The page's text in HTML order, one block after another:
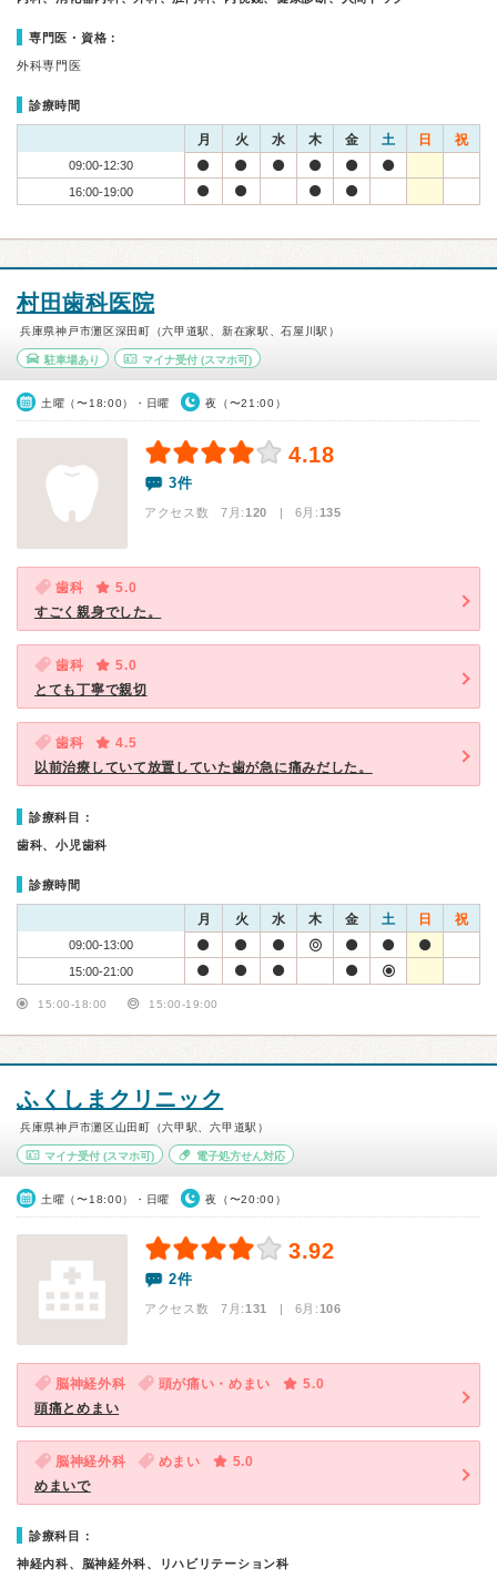
専門医・資格：
外科専門医
診療時間
月 火 水 木 金 土 日 祝
09:00-12:30
16:00-19:00
村田歯科医院
兵庫県神戸市灘区深田町（六甲道駅、新在家駅、石屋川駅）
駐車場あり マイナ受付(スマホ可)
土曜（〜18:00）・日曜 夜（〜21:00）
4.18
3件
アクセス数 7月:120 | 6月:135
歯科
5.0
すごく親身でした。
歯科
5.0
とても丁寧で親切
歯科
4.5
以前治療していて放置していた歯が急に痛みだした。
診療科目：
歯科、小児歯科
診療時間
月 火 水 木 金 土 日 祝
09:00-13:00
15:00-21:00
15:00-18:00 15:00-19:00
ふくしまクリニック
兵庫県神戸市灘区山田町（六甲駅、六甲道駅）
マイナ受付 (スマホ可) 電子処方せん対応
土曜（〜18:00）・日曜 夜（〜20:00）
3.92
2件
アクセス数 7月:131 | 6月:106
脳神経外科 頭が痛い・めまい
5.0
頭痛とめまい
脳神経外科 めまい
5.0
めまいで
診療科目：
神経内科、脳神経外科、リハビリテーション科